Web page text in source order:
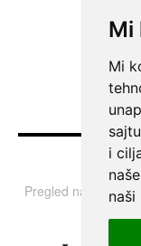
Mi
Mi
i
naši
Pregled najvažnijih